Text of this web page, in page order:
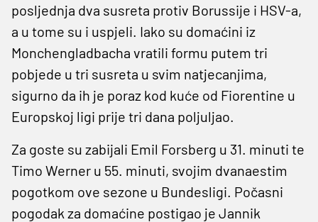
posljednja dva susreta protiv Borussije i HSV-a,
a u tome su i uspjeli. Iako su domaćini iz
Monchengladbacha vratili formu putem tri
pobjede u tri susreta u svim natjecanjima,
sigurno da ih je poraz kod kuće od Fiorentine u
Europskoj ligi prije tri dana poljuljao.
Za goste su zabijali Emil Forsberg u 31. minuti te
Timo Werner u 55. minuti, svojim dvanaestim
pogotkom ove sezone u Bundesligi. Počasni
pogodak za domaćine postigao je Jannik